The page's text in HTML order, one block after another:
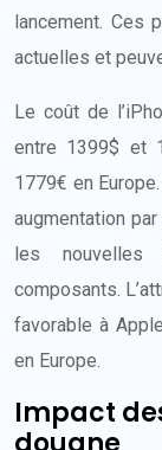
lancement. Ces
actuelles et
Le coût de
entre 1399$ et
1779€ en
augmentation
les nouvelles
composants.
favorable à
en Europe.
Impact